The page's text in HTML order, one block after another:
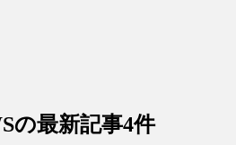
の最新記事4件